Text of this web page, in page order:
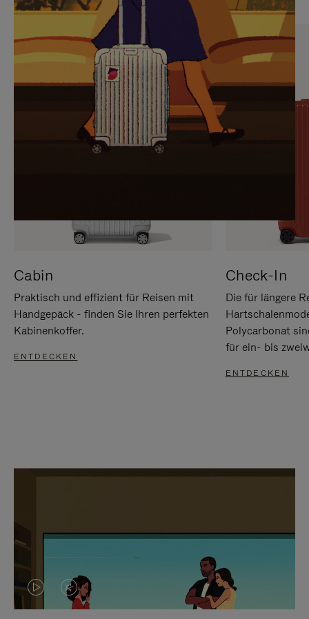
SIE,
UM
ANZUHALTEN
AUFHEBEN
DER
STUMMSCHALTUNG
Cabin
Praktisch und effizient für Reisen mit
Handgepäck - finden Sie Ihren perfekten
Kabinenkoffer.
ENTDECKEN
Check-In
Die für längere
Polycarbonat
für ein- bis
ENTDECKEN
DASVIDEO